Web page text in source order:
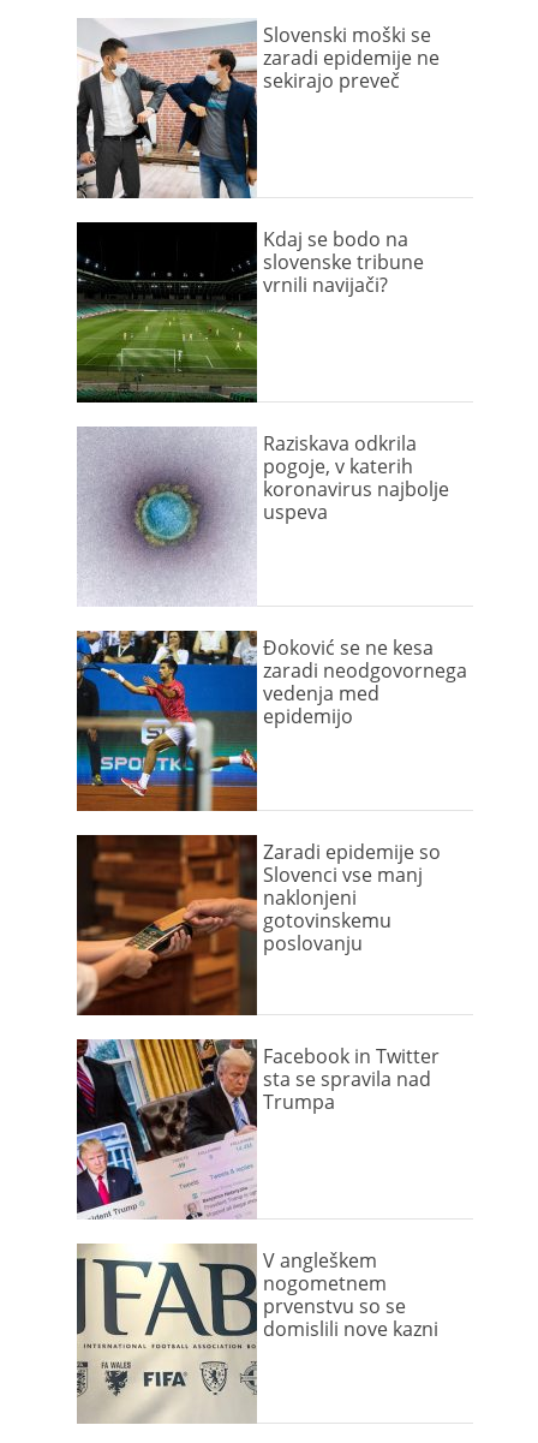
Slovenski moški se
zaradi epidemije ne
sekirajo preveč
Kdaj se bodo na
slovenske tribune
vrnili navijači?
Raziskava odkrila
pogoje, v katerih
koronavirus najbolje
uspeva
Đoković se ne kesa
zaradi neodgovornega
vedenja med
epidemijo
Zaradi epidemije so
Slovenci vse manj
naklonjeni
gotovinskemu
poslovanju
Facebook in Twitter
sta se spravila nad
Trumpa
V angleškem
nogometnem
prvenstvu so se
domislili nove kazni